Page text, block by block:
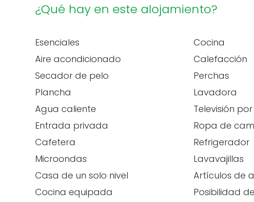
¿Qué hay en este alojamiento?
Esenciales
Cocina
Aire acondicionado
Calefacción
Secador de pelo
Perchas
Plancha
Lavadora
Agua caliente
Televisión
Entrada privada
Ropa de
Cafetera
Refrigerador
Microondas
Lavavajillas
Casa de un solo nivel
Artículos de
Cocina equipada
Posibilidad